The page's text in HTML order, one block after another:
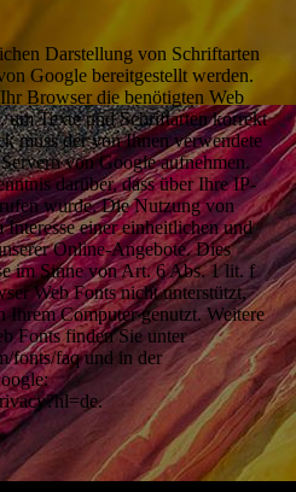
Darstellung von Schriftarten
Google bereitgestellt werden.
Browser die benötigten Web
um Texte und Schriftarten korrekt
muss der von Ihnen verwendete
von Google aufnehmen.
darüber, dass über Ihre IP-
wurde. Die Nutzung von
einer einheitlichen und
Online-Angebote. Dies
im Sinne von Art. 6 Abs. 1 lit. f
Web Fonts nicht unterstützt,
Ihrem Computer genutzt. Weitere
Fonts finden Sie unter
fonts/faq und in der